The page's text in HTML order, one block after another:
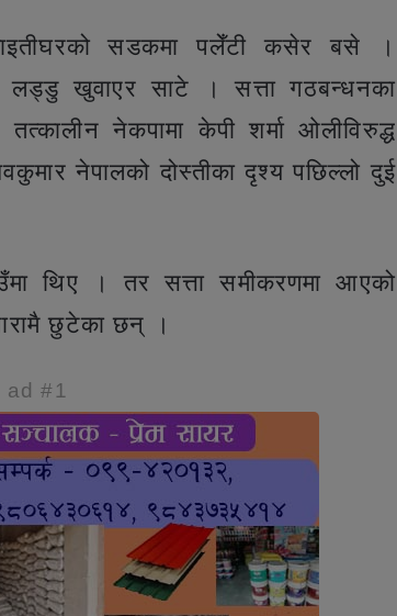
सडकमा पलेँटी कसेर बसे ।
लड्डु खुवाएर साटे । सत्ता गठबन्धनका
नेकपामा केपी शर्मा ओलीविरुद्ध
नेपालको दोस्तीका दृश्य पछिल्लो दुई
थिए । तर सत्ता समीकरणमा आएको
छुटेका छन् ।
ad #1